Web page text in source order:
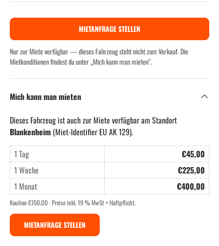
MIETANFRAGE STELLEN
Nur zur Miete verfügbar — dieses Fahrzeug steht nicht zum Verkauf. Die
Mietkonditionen findest du unter „Mich kann man mieten".
Mich kann man mieten
Dieses Fahrzeug ist auch zur Miete verfügbar am Standort
Blankenheim (Miet-Identifier EU AK 129).
1 Tag
€45,00
1 Woche
€225,00
1 Monat
€400,00
Kaution €150,00 · Preise inkl. 19 % MwSt + Haftpflicht.
MIETANFRAGE STELLEN